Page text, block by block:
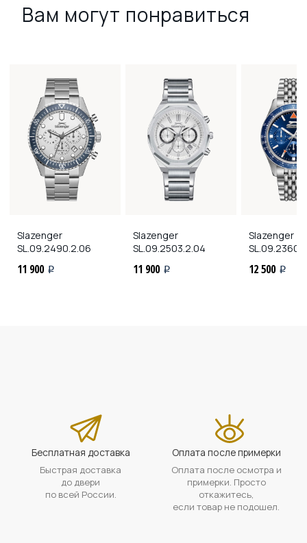
Вам могут понравиться
Slazenger
SL.09.2490.2.06
11 900 i
Slazenger
SL.09.2503.2.04
11 900 i
Slazenger
12 500 i
Бесплатная доставка
Быстрая доставка
до двери
по всей России.
Оплата после примерки
Оплата после осмотра и
примерки. Просто
откажитесь,
если товар не подошел.